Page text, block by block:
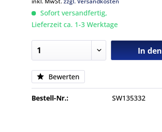
Sofort versandfertig,
Lieferzeit ca. 1-3 Werktage
In den
Bewerten
Bestell-Nr.: SW135332